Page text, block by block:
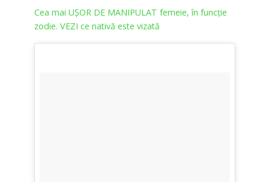
Cea mai UȘOR DE MANIPULAT femeie, în funcție
zodie. VEZI ce nativă este vizată